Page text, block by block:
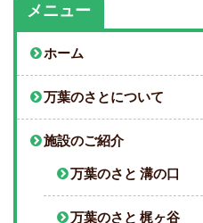
メニュー
ホーム
万葉のさとについて
施設のご紹介
万葉のさと 溝の口
万葉のさと 梶ヶ谷